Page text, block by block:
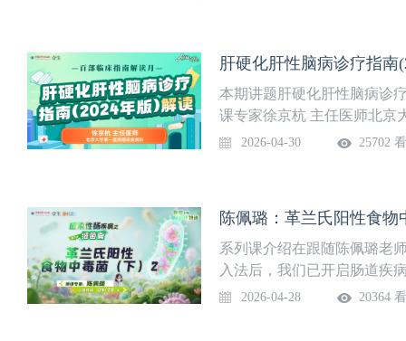
肝硬化肝性脑病诊疗指南
本期讲题肝硬化肝性脑病诊
课专家徐京杭 主任医师北京
2026-04-30 25702
陈佩璐：革兰氏阳性食
系列课介绍在跟随陈佩璐老
入法后，我们已开启肠道疾
全身性疾病在肠道也有表现
2026-04-28 20364